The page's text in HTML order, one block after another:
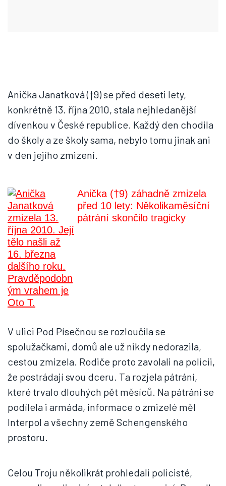
Anička Janatková (†9) se před deseti lety,
konkrétně 13. října 2010, stala nejhledanější
dívenkou v České republice. Každý den chodila
do školy a ze školy sama, nebylo tomu jinak ani
v den jejího zmizení.
Anička (†9) záhadně zmizela
před 10 lety: Několikaměsíční
pátrání skončilo tragicky
V ulici Pod Písečnou se rozloučila se
spolužačkami, domů ale už nikdy nedorazila,
cestou zmizela. Rodiče proto zavolali na policii,
že postrádají svou dceru. Ta rozjela pátrání,
které trvalo dlouhých pět měsíců. Na pátrání se
podílela i armáda, informace o zmizelé měl
Interpol a všechny země Schengenského
prostoru.
Celou Troju několikrát prohledali policisté,